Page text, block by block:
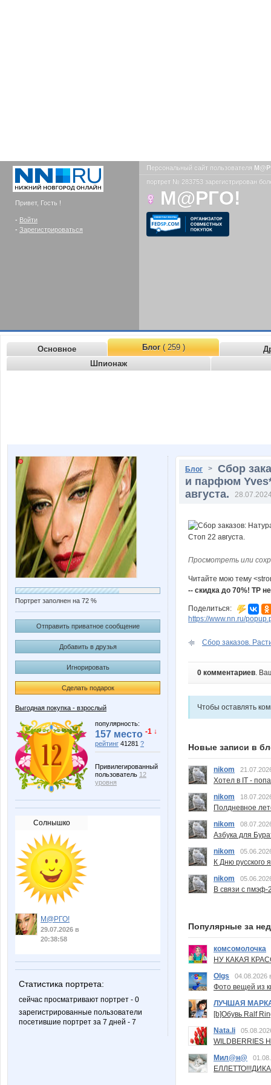
Привет, Гость !
- Войти
- Зарегистрироваться
Персональный сайт пользователя
портрет № 283753 зарегистрирован
М@РГО!
Основное Блог( 259 )
Шпионаж
Портрет заполнен на 72 %
Отправить приватное сообщение
Добавить в друзья
Игнорировать
Сделать подарок
Выгодная покупка - взрослый
популярность:
157 место -1 ↓
рейтинг 41281 ?
Привилегированный
пользователь 12
уровня
Солнышко
М@РГО!
29.07.2026 в
20:38:58
Статистика портрета:
сейчас просматривают портрет - 0
зарегистрированные пользователи
посетившие портрет за 7 дней - 7
Блог > Сбор
и парфюм
августа.
Просмотреть или
Читайте мою тему
-- скидка до 70%! ТР
Поделиться:
https://www.nn.ru/
Сбор заказов.
0 комментариев.
Чтобы оставлять
Новые записи в
nikom
Хотел в IT -
nikom
Полдневное
nikom
Азбука для
nikom
К Дню русского
nikom
В связи с пмэф-
Популярные за
комсомолочка
НУ КАКАЯ
Olgs
04.08.2026
Фото вещей из
ЛУЧШАЯ
[b]Обувь Ralf
Nata.li
Мил@н@